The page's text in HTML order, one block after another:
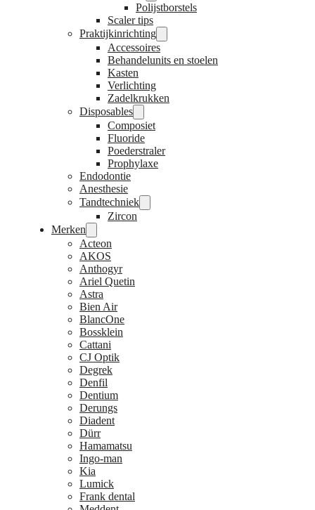
Polijstborstels
Scaler tips
Praktijkinrichting
Accessoires
Behandelunits en stoelen
Kasten
Verlichting
Zadelkrukken
Disposables
Composiet
Fluoride
Poederstraler
Prophylaxe
Endodontie
Anesthesie
Tandtechniek
Zircon
Merken
Acteon
AKOS
Anthogyr
Ariel Quetin
Astra
Bien Air
BlancOne
Bossklein
Cattani
CJ Optik
Degrek
Denfil
Dentium
Derungs
Diadent
Dürr
Hamamatsu
Ingo-man
Kia
Lumick
Frank dental